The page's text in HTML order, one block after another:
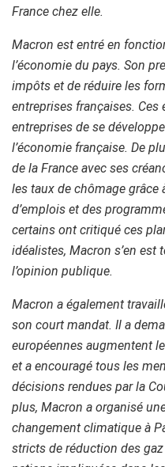
France chez elle.
Macron est entré en
l’économie du pays. Son
impôts et de réduire les
entreprises françaises.
entreprises de se
l’économie française. De
de la France avec ses
les taux de chômage grâce
d’emplois et des
certains ont critiqué ces
idéalistes, Macron s’en
l’opinion publique.
Macron a également
son court mandat. Il a
européennes augmentent
et a encouragé tous les
décisions rendues par la
plus, Macron a organisé
changement climatique à
stricts de réduction des